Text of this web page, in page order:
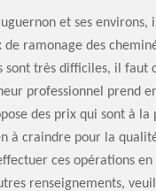
et ses
ramonage des
sont très difficiles, il faut
professionnel prend
des prix qui sont à
à craindre pour la
ces opérations
renseignements,